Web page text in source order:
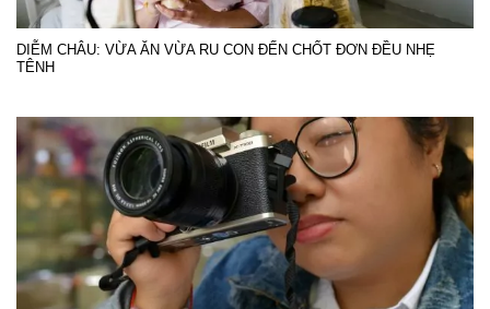
DIỄM CHÂU: VỪA ĂN VỪA RU CON ĐẾN CHỐT ĐƠN ĐỀU NHẸ
TÊNH